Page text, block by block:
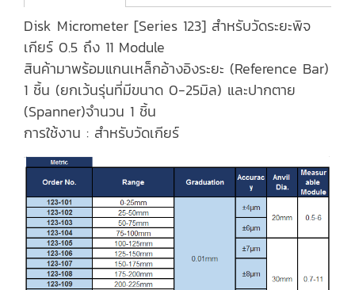
Disk Micrometer [Series 123] สำหรับวัดระยะพิจ
เกียร์ 0.5 ถึง 11 Module
สินค้ามาพร้อมแกนเหล็กอ้างอิงระยะ (Reference Bar)
1 ชิ้น (ยกเว้นรุ่นที่มีขนาด 0-25มิล) และปากตาย
(Spanner)จำนวน 1 ชิ้น
การใช้งาน : สำหรับวัดเกียร์